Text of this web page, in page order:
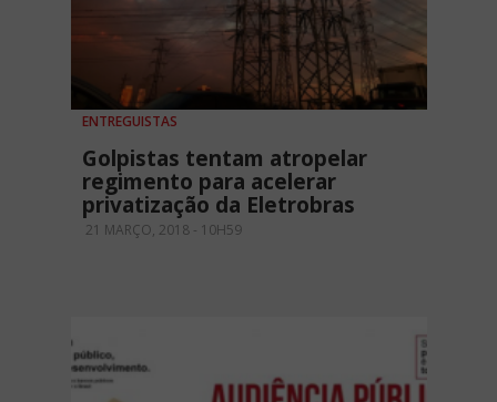
ENTREGUISTAS
Golpistas tentam atropelar
regimento para acelerar
privatização da Eletrobras
21 MARÇO, 2018 - 10H59